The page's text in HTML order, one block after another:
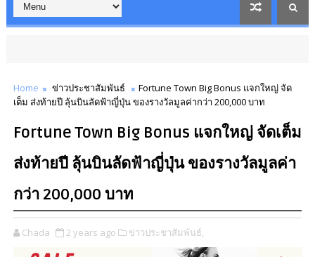
Home ข่าวประชาสัมพันธ์
Fortune Town Big Bonus แจกใหญ่ จัด
เต็ม ส่งท้ายปี ลุ้นบินลัดฟ้าญี่ปุ่น ของรางวัลมูลค่ากว่า 200,000 บาท
Fortune Town Big Bonus แจกใหญ่ จัดเต็ม
ส่งท้ายปี ลุ้นบินลัดฟ้าญี่ปุ่น ของรางวัลมูลค่า
กว่า 200,000 บาท
Chada 2 years ago ข่าวประชาสัมพันธ์,